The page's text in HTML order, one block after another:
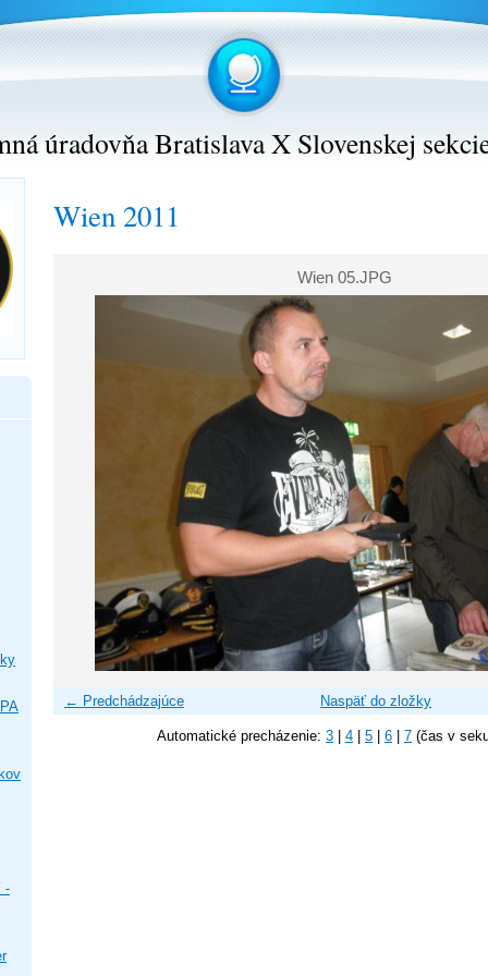
úradovňa Bratislava X Slovenskej
Wien 2011
Wien 05.JPG
← Predchádzajúce Naspäť do zložky
Automatické precházenie: 3 4 5 6 7 (čas v
-